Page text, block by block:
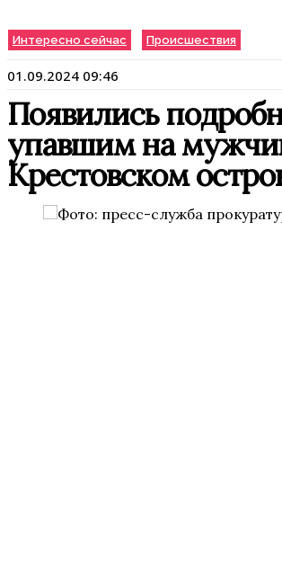
Интересно сейчас Происшествия
01.09.2024 09:46
Появились
упавшим на
Крестовском